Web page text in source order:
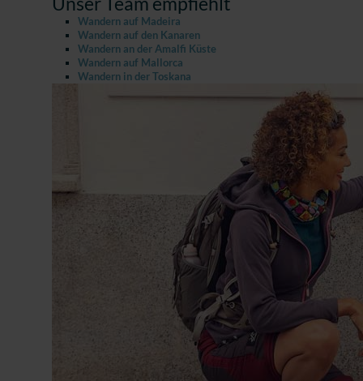
Wandern auf Madeira
Wandern auf den Kanaren
Wandern an der Amalfi Küste
Wandern auf Mallorca
Wandern in der Toskana